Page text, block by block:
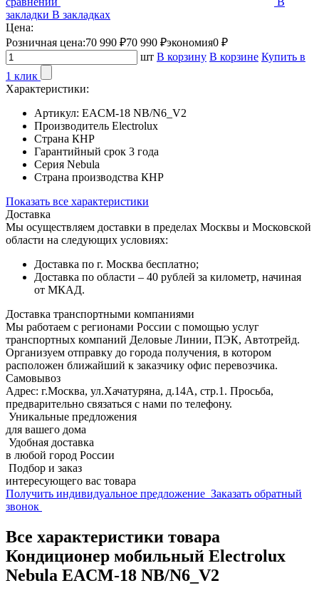
закладки В закладках
Цена:
Розничная цена:70 990 ₽70 990 ₽экономия0 ₽
шт В корзину В корзине Купить в
1 клик
Характеристики:
Артикул: EACM-18 NB/N6_V2
Производитель Electrolux
Страна КНР
Гарантийный срок 3 года
Серия Nebula
Страна производства КНР
Показать все характеристики
Доставка
Мы осуществляем доставки в пределах Москвы и Московской
области на следующих условиях:
Доставка по г. Москва бесплатно;
Доставка по области – 40 рублей за километр, начиная
от МКАД.
Доставка транспортными компаниями
Мы работаем с регионами России с помощью услуг
транспортных компаний Деловые Линии, ПЭК, Автотрейд.
Организуем отправку до города получения, в котором
расположен ближайший к заказчику офис перевозчика.
Самовывоз
Адрес: г.Москва, ул.Хачатуряна, д.14А, стр.1. Просьба,
предварительно связаться с нами по телефону.
Уникальные предложения
для вашего дома
Удобная доставка
в любой город России
Подбор и заказ
интересующего вас товара
Получить индивидуальное предложение Заказать обратный
звонок
Все характеристики товара
Кондиционер мобильный Electrolux
Nebula EACM-18 NB/N6_V2